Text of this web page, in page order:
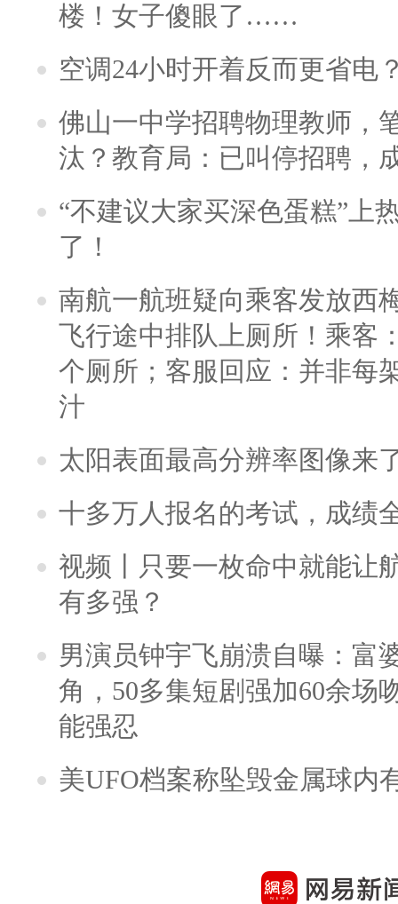
楼！女子傻眼了……
空调24小时开着反而更省电
佛山一中学招聘物理教师，
汰？教育局：已叫停招聘，
“不建议大家买深色蛋糕”上
了！
南航一航班疑向乘客发放西
飞行途中排队上厕所！乘客
个厕所；客服回应：并非每
汁
太阳表面最高分辨率图像来
十多万人报名的考试，成绩
视频丨只要一枚命中就能让
有多强？
男演员钟宇飞崩溃自曝：富
角，50多集短剧强加60余场
能强忍
美UFO档案称坠毁金属球内